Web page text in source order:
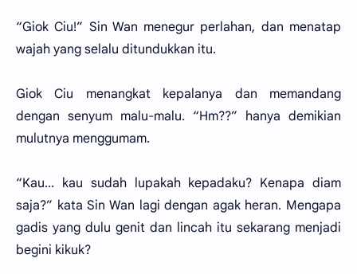
“Giok Ciu!” Sin Wan menegur perlahan, dan menatap
wajah yang selalu ditundukkan itu.
Giok Ciu menangkat kepalanya dan memandang
dengan senyum malu-malu. “Hm??” hanya demikian
mulutnya menggumam.
“Kau... kau sudah lupakah kepadaku? Kenapa diam
saja?” kata Sin Wan lagi dengan agak heran. Mengapa
gadis yang dulu genit dan lincah itu sekarang menjadi
begini kikuk?